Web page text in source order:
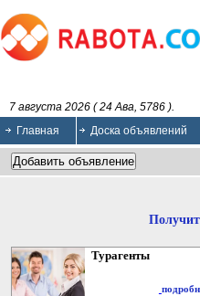
7 августа 2026 ( 24 Ава, 5786 ).
Главная
Доска объявлений
Турагенты